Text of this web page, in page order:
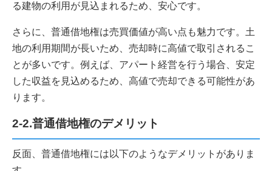
る建物の利用が見込まれるため、安心です。
さらに、普通借地権は売買価値が高い点も魅力です。土
地の利用期間が長いため、売却時に高値で取引されるこ
とが多いです。例えば、アパート経営を行う場合、安定
した収益を見込めるため、高値で売却できる可能性があ
ります。
2-2.普通借地権のデメリット
反面、普通借地権には以下のようなデメリットがありま